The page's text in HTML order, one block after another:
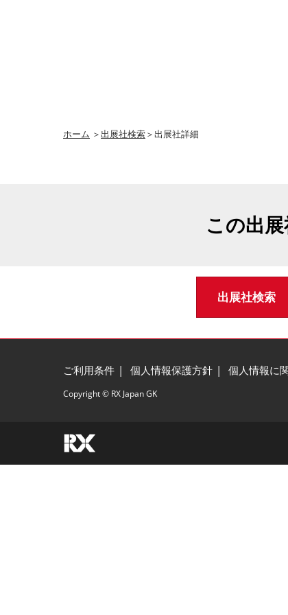
ホーム ＞出展社検索＞出展社詳細
この出
出展社検索
ご利用条件 個人情報保護方針 個人情報に
Copyright © RX Japan GK